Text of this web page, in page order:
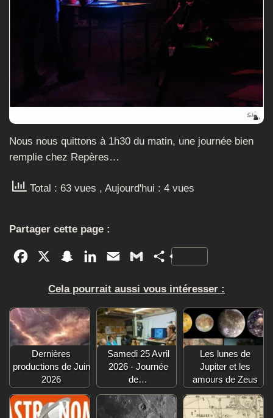
Nous nous quittons à 1h30 du matin, une journée bien
remplie chez Repères…
Total : 63 vues , Aujourd'hui : 4 vues
Partager cette page :
Facebook SnapchatLinkedInEmail GmailPartager
Cela pourrait aussi vous intéresser :
Dernières
productions de Juin
2026
Samedi 25 Avril
2026 - Journée
de…
Les lunes de
Jupiter et les
amours de Zeus